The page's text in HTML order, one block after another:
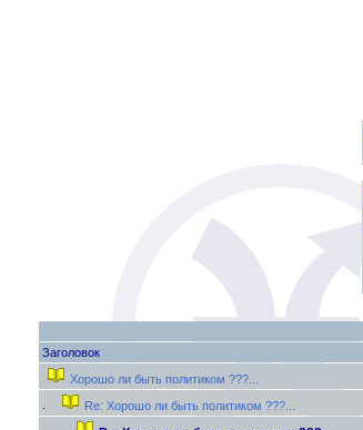
Заголовок
Хорошо ли быть политиком ???...
Re: Хорошо ли быть политиком ???...